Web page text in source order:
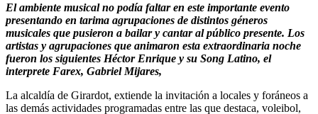
El ambiente musical no podía faltar en este importante evento
presentando en tarima agrupaciones de distintos géneros
musicales que pusieron a bailar y cantar al público presente. Los
artistas y agrupaciones que animaron esta extraordinaria noche
fueron los siguientes Héctor Enrique y su Song Latino, el
interprete Farex, Gabriel Mijares,
La alcaldía de Girardot, extiende la invitación a locales y foráneos a
las demás actividades programadas entre las que destaca, voleibol,